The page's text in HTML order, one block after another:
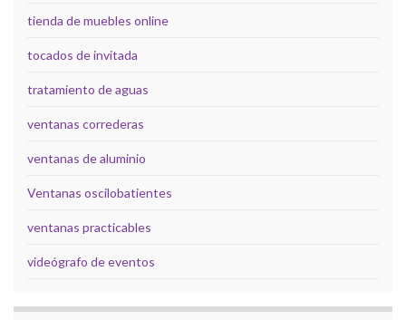
tienda de muebles online
tocados de invitada
tratamiento de aguas
ventanas correderas
ventanas de aluminio
Ventanas oscilobatientes
ventanas practicables
videógrafo de eventos